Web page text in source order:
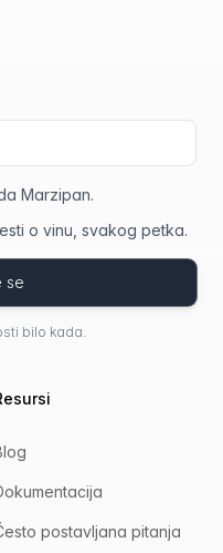
Marzipan.
o vinu, svakog petka.
se
bilo kada.
postavljana pitanja